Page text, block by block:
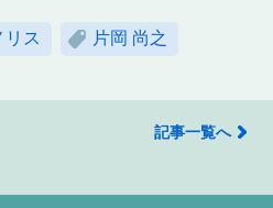
リス 片岡 尚之
記事一覧へ